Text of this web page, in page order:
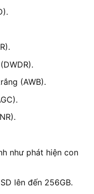
(AWB).
như phát hiện con
lên đến 256GB.